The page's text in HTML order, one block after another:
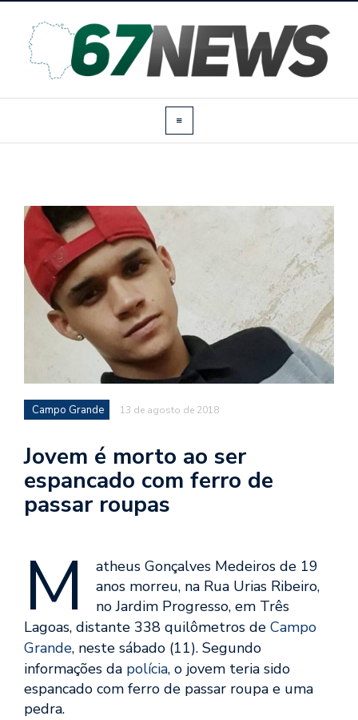
Campo Grande 13 de agosto de 2018
Jovem é morto ao ser
espancado com ferro de
passar roupas
M
atheus Gonçalves Medeiros de 19
anos morreu, na Rua Urias Ribeiro,
no Jardim Progresso, em Três
Lagoas, distante 338 quilômetros de Campo
Grande, neste sábado (11). Segundo
informações da polícia, o jovem teria sido
espancado com ferro de passar roupa e uma
pedra.